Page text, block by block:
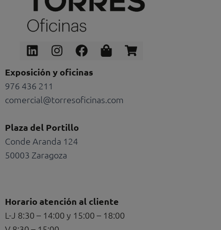
LinkedinInstagram
Facebook
Shopping-
bag
Shopping-
cart
Exposición y oficinas
976 436 211
comercial@torresoficinas.com
Plaza del Portillo
Conde Aranda 124
50003 Zaragoza
Horario atención al cliente
L-J 8:30 – 14:00 y 15:00 – 18:00